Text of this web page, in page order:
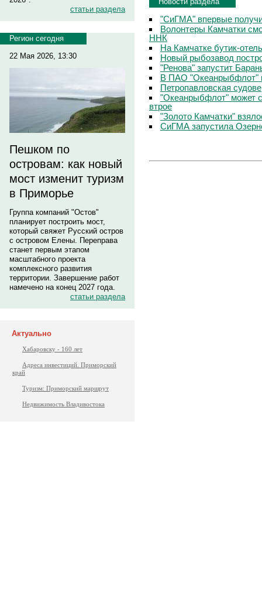
статьи раздела
Регион сегодня
22 Мая 2026, 13:30
Пешком по
островам: как новый
мост изменит туризм
в Приморье
Группа компаний "Остов"
планирует построить мост,
который свяжет Русский остров
с островом Елены. Переправа
станет первым этапом
масштабного проекта
комплексного развития
территории. Завершение работ
намечено на конец 2027 года.
статьи раздела
Актуально
Хабаровску - 160 лет
Адреса инвестиций. Приморский
край
Туризм: Приморский маршрут
Недвижимость Владивостока
"СиГМА" впервые
Волонтеры Камчатки
ННК
На Камчатке бутик-
Новый рыбозавод
"Ренова" запустит
В ПАО "Океанрыбфлот"
Петропавловская
"Океанрыбфлот" может
втрое
"Золото Камчатки"
СиГМА запустила